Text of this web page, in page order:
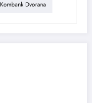
Kombank Dvorana